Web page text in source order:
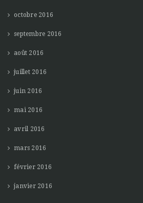
octobre 2016
septembre 2016
août 2016
juillet 2016
juin 2016
mai 2016
avril 2016
mars 2016
février 2016
janvier 2016